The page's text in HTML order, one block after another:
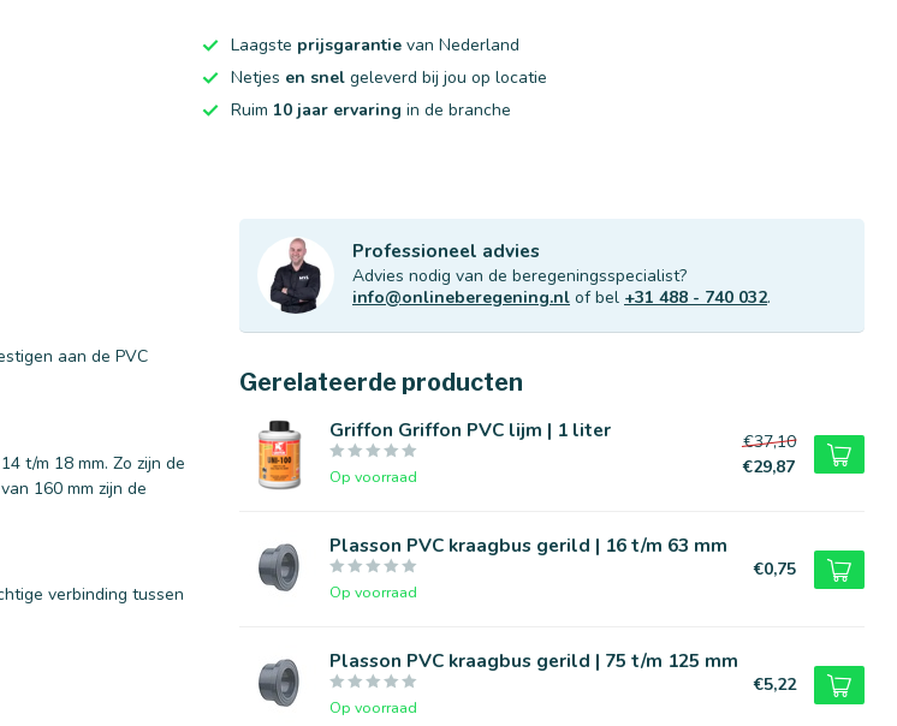
Laagste prijsgarantie van Nederland
Netjes en snel geleverd bij jou op locatie
Ruim 10 jaar ervaring in de branche
aan de PVC
t/m 18 mm. Zo zijn de
160 mm zijn de
verbinding tussen
Professioneel advies
Advies nodig van de beregeningsspecialist?
info@onlineberegening.nl of bel +31 488 - 740 032.
Gerelateerde producten
Griffon Griffon PVC lijm | 1 liter
Op voorraad
€37,10
€29,87
Plasson PVC kraagbus gerild | 16 t/m 63 mm
Op voorraad
€0,75
Plasson PVC kraagbus gerild | 75 t/m 125 mm
Op voorraad
€5,22